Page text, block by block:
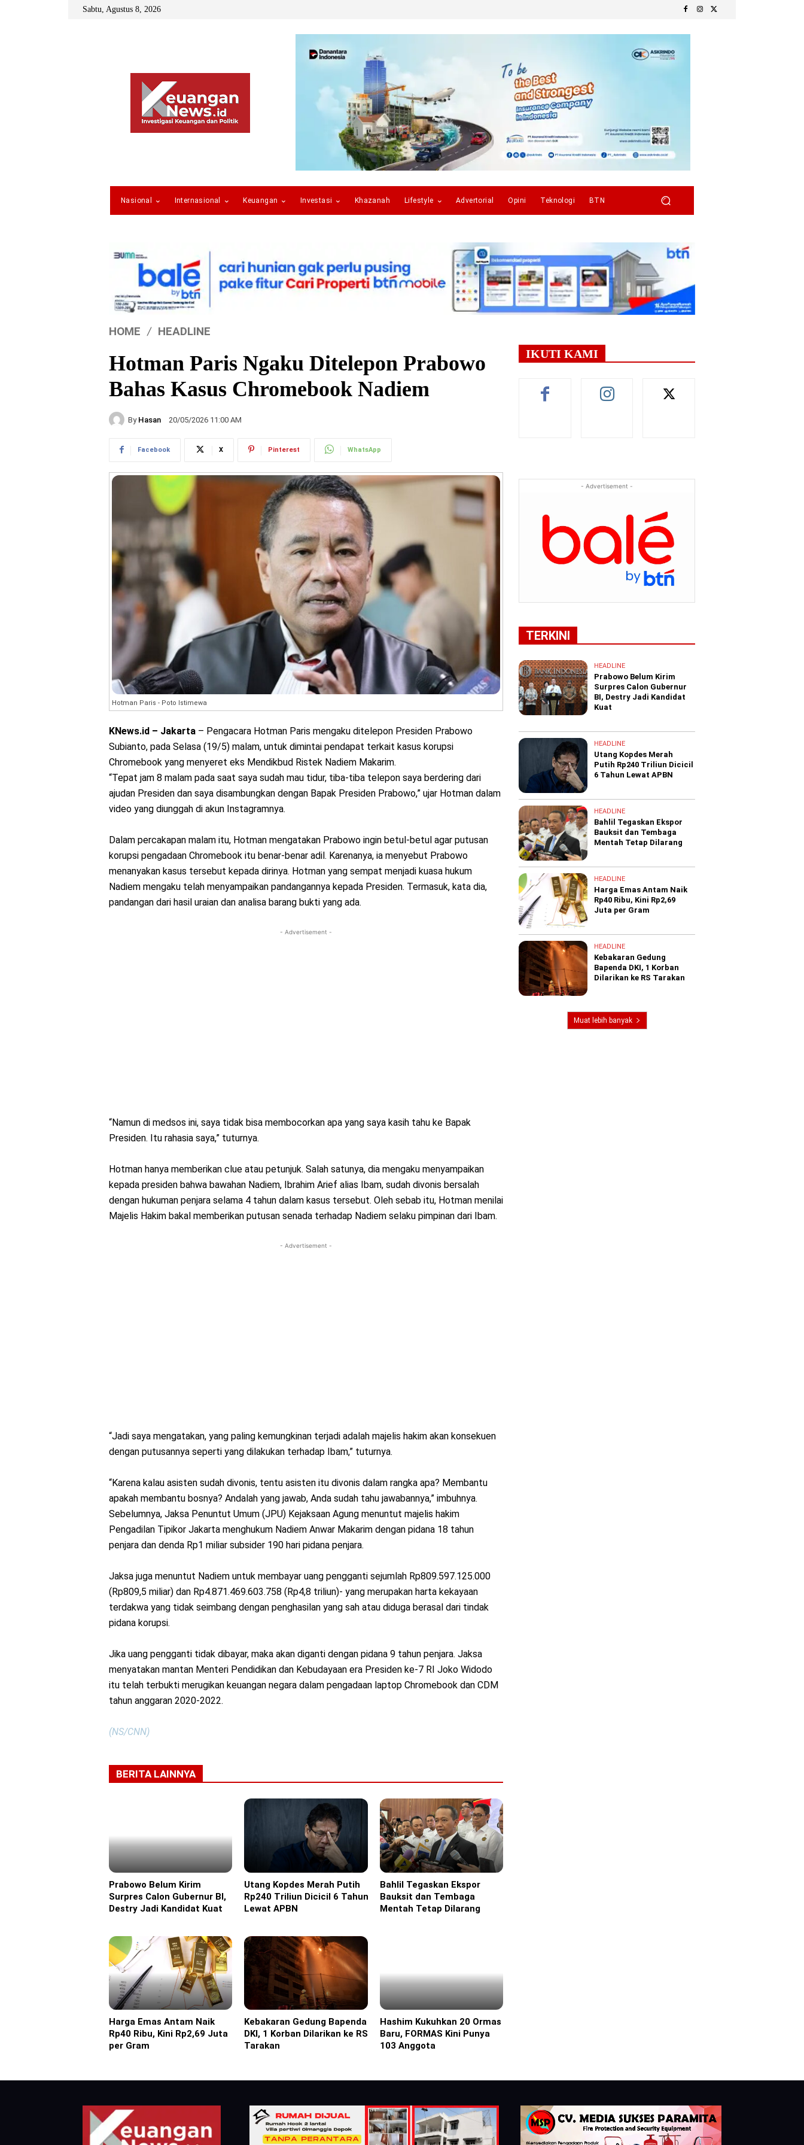
Sabtu, Agustus 8, 2026
Nasional Internasional Keuangan Investasi Khazanah Lifestyle Advertorial Opini Teknologi BTN
HOME HEADLINE
Hotman Paris Ngaku Ditelepon Prabowo
Bahas Kasus Chromebook Nadiem
By Hasan 20/05/2026 11:00 AM
Facebook X Pinterest WhatsApp
Hotman Paris - Poto Istimewa
KNews.id – Jakarta – Pengacara Hotman Paris mengaku ditelepon Presiden Prabowo
Subianto, pada Selasa (19/5) malam, untuk dimintai pendapat terkait kasus korupsi
Chromebook yang menyeret eks Mendikbud Ristek Nadiem Makarim.
“Tepat jam 8 malam pada saat saya sudah mau tidur, tiba-tiba telepon saya berdering dari
ajudan Presiden dan saya disambungkan dengan Bapak Presiden Prabowo,” ujar Hotman dalam
video yang diunggah di akun Instagramnya.
Dalam percakapan malam itu, Hotman mengatakan Prabowo ingin betul-betul agar putusan
korupsi pengadaan Chromebook itu benar-benar adil. Karenanya, ia menyebut Prabowo
menanyakan kasus tersebut kepada dirinya. Hotman yang sempat menjadi kuasa hukum
Nadiem mengaku telah menyampaikan pandangannya kepada Presiden. Termasuk, kata dia,
pandangan dari hasil uraian dan analisa barang bukti yang ada.
- Advertisement -
“Namun di medsos ini, saya tidak bisa membocorkan apa yang saya kasih tahu ke Bapak
Presiden. Itu rahasia saya,” tuturnya.
Hotman hanya memberikan clue atau petunjuk. Salah satunya, dia mengaku menyampaikan
kepada presiden bahwa bawahan Nadiem, Ibrahim Arief alias Ibam, sudah divonis bersalah
dengan hukuman penjara selama 4 tahun dalam kasus tersebut. Oleh sebab itu, Hotman menilai
Majelis Hakim bakal memberikan putusan senada terhadap Nadiem selaku pimpinan dari Ibam.
- Advertisement -
“Jadi saya mengatakan, yang paling kemungkinan terjadi adalah majelis hakim akan konsekuen
dengan putusannya seperti yang dilakukan terhadap Ibam,” tuturnya.
“Karena kalau asisten sudah divonis, tentu asisten itu divonis dalam rangka apa? Membantu
apakah membantu bosnya? Andalah yang jawab, Anda sudah tahu jawabannya,” imbuhnya.
Sebelumnya, Jaksa Penuntut Umum (JPU) Kejaksaan Agung menuntut majelis hakim
Pengadilan Tipikor Jakarta menghukum Nadiem Anwar Makarim dengan pidana 18 tahun
penjara dan denda Rp1 miliar subsider 190 hari pidana penjara.
Jaksa juga menuntut Nadiem untuk membayar uang pengganti sejumlah Rp809.597.125.000
(Rp809,5 miliar) dan Rp4.871.469.603.758 (Rp4,8 triliun)- yang merupakan harta kekayaan
terdakwa yang tidak seimbang dengan penghasilan yang sah atau diduga berasal dari tindak
pidana korupsi.
Jika uang pengganti tidak dibayar, maka akan diganti dengan pidana 9 tahun penjara. Jaksa
menyatakan mantan Menteri Pendidikan dan Kebudayaan era Presiden ke-7 RI Joko Widodo
itu telah terbukti merugikan keuangan negara dalam pengadaan laptop Chromebook dan CDM
tahun anggaran 2020-2022.
(NS/CNN)
BERITA LAINNYA
Headline
Prabowo Belum Kirim
Surpres Calon Gubernur BI,
Destry Jadi Kandidat Kuat
Headline
Utang Kopdes Merah Putih
Rp240 Triliun Dicicil 6 Tahun
Lewat APBN
Headline
Bahlil Tegaskan Ekspor
Bauksit dan Tembaga
Mentah Tetap Dilarang
Headline
Harga Emas Antam Naik
Rp40 Ribu, Kini Rp2,69 Juta
per Gram
Headline
Kebakaran Gedung Bapenda
DKI, 1 Korban Dilarikan ke RS
Tarakan
Headline
Hashim Kukuhkan 20 Ormas
Baru, FORMAS Kini Punya
103 Anggota
IKUTI KAMI
- Advertisement -
TERKINI
HEADLINE
Prabowo Belum Kirim
Surpres Calon Gubernur
BI, Destry Jadi Kandidat
Kuat
HEADLINE
Utang Kopdes Merah
Putih Rp240 Triliun Dicicil
6 Tahun Lewat APBN
HEADLINE
Bahlil Tegaskan Ekspor
Bauksit dan Tembaga
Mentah Tetap Dilarang
HEADLINE
Harga Emas Antam Naik
Rp40 Ribu, Kini Rp2,69
Juta per Gram
HEADLINE
Kebakaran Gedung
Bapenda DKI, 1 Korban
Dilarikan ke RS Tarakan
Muat lebih banyak